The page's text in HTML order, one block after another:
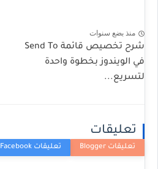
منذ بضع سنوات
شرح تخصيص قائمة Send To
في الويندوز بخطوة واحدة
لتسريع...
تعليقات